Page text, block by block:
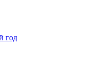
год